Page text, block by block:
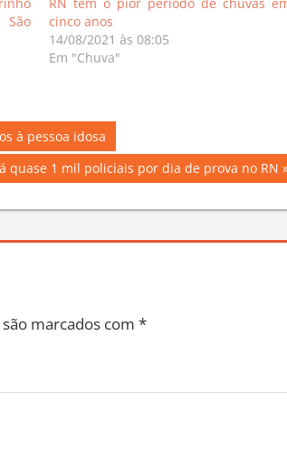
RN tem o pior período de chuvas
cinco anos
14/08/2021 às 08:05
à pessoa idosa
quase 1 mil policiais por dia de prova no RN
marcados com